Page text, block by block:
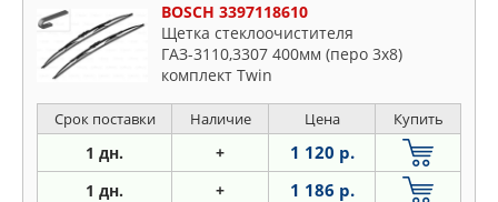
BOSCH 3397118610
Щетка стеклоочистителя
ГАЗ-3110,3307 400мм (перо 3х8)
комплект Twin
Срок поставки Наличие Цена Купить
1 дн. + 1 120 р.
1 дн. + 1 186 р.